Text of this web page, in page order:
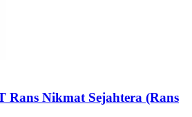
Rans Nikmat Sejahtera (Rans